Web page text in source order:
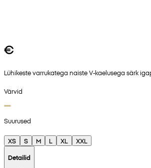
€
Lühikeste varrukatega naiste V-kaelusega särk
Värvid
Suurused
XS S M L XL
XXL
Detailid